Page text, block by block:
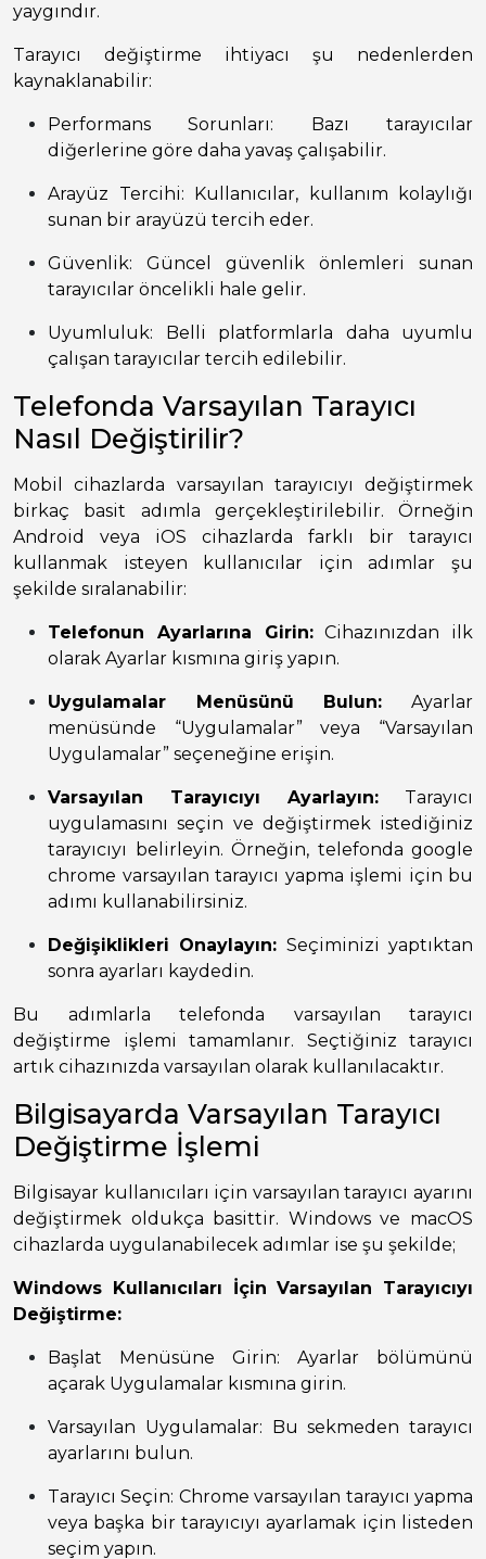
yaygındır.
Tarayıcı değiştirme ihtiyacı şu nedenlerden
kaynaklanabilir:
Performans Sorunları: Bazı tarayıcılar
diğerlerine göre daha yavaş çalışabilir.
Arayüz Tercihi: Kullanıcılar, kullanım kolaylığı
sunan bir arayüzü tercih eder.
Güvenlik: Güncel güvenlik önlemleri sunan
tarayıcılar öncelikli hale gelir.
Uyumluluk: Belli platformlarla daha uyumlu
çalışan tarayıcılar tercih edilebilir.
Telefonda Varsayılan Tarayıcı
Nasıl Değiştirilir?
Mobil cihazlarda varsayılan tarayıcıyı değiştirmek
birkaç basit adımla gerçekleştirilebilir. Örneğin
Android veya iOS cihazlarda farklı bir tarayıcı
kullanmak isteyen kullanıcılar için adımlar şu
şekilde sıralanabilir:
Telefonun Ayarlarına Girin:Cihazınızdan ilk
olarak Ayarlar kısmına giriş yapın.
Uygulamalar Menüsünü Bulun: Ayarlar
menüsünde “Uygulamalar” veya “Varsayılan
Uygulamalar” seçeneğine erişin.
Varsayılan Tarayıcıyı Ayarlayın: Tarayıcı
uygulamasını seçin ve değiştirmek istediğiniz
tarayıcıyı belirleyin. Örneğin, telefonda google
chrome varsayılan tarayıcı yapma işlemi için bu
adımı kullanabilirsiniz.
Değişiklikleri Onaylayın: Seçiminizi yaptıktan
sonra ayarları kaydedin.
Bu adımlarla telefonda varsayılan tarayıcı
değiştirme işlemi tamamlanır. Seçtiğiniz tarayıcı
artık cihazınızda varsayılan olarak kullanılacaktır.
Bilgisayarda Varsayılan Tarayıcı
Değiştirme İşlemi
Bilgisayar kullanıcıları için varsayılan tarayıcı ayarını
değiştirmek oldukça basittir. Windows ve macOS
cihazlarda uygulanabilecek adımlar ise şu şekilde;
Windows Kullanıcıları İçin Varsayılan Tarayıcıyı
Değiştirme:
Başlat Menüsüne Girin: Ayarlar bölümünü
açarak Uygulamalar kısmına girin.
Varsayılan Uygulamalar: Bu sekmeden tarayıcı
ayarlarını bulun.
Tarayıcı Seçin: Chrome varsayılan tarayıcı yapma
veya başka bir tarayıcıyı ayarlamak için listeden
seçim yapın.